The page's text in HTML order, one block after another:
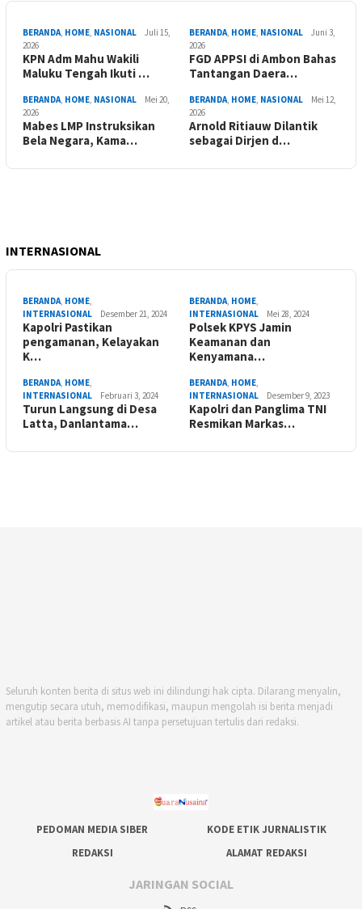
BERANDA, HOME, NASIONAL
Juli 15,
2026
KPN Adm Mahu Wakili
Maluku Tengah Ikuti …
BERANDA, HOME, NASIONAL
Juni 3,
2026
FGD APPSI di Ambon Bahas
Tantangan Daera…
BERANDA, HOME, NASIONAL
Mei 20,
2026
Mabes LMP Instruksikan
Bela Negara, Kama…
BERANDA, HOME, NASIONAL
Mei 12,
2026
Arnold Ritiauw Dilantik
sebagai Dirjen d…
INTERNASIONAL
BERANDA, HOME,
INTERNASIONAL
Desember 21, 2024
Kapolri Pastikan
pengamanan, Kelayakan
K…
BERANDA, HOME,
INTERNASIONAL
Mei 28, 2024
Polsek KPYS Jamin
Keamanan dan
Kenyamana…
BERANDA, HOME,
INTERNASIONAL
Februari 3, 2024
Turun Langsung di Desa
Latta, Danlantama…
BERANDA, HOME,
INTERNASIONAL
Desember 9, 2023
Kapolri dan Panglima TNI
Resmikan Markas…
Seluruh konten berita di situs web ini dilindungi hak cipta. Dilarang menyalin,
mengutip secara utuh, memodifikasi, maupun mengolah isi berita menjadi
artikel atau berita berbasis AI tanpa persetujuan tertulis dari redaksi.
PEDOMAN MEDIA SIBER
KODE ETIK JURNALISTIK
REDAKSI
ALAMAT REDAKSI
JARINGAN SOCIAL